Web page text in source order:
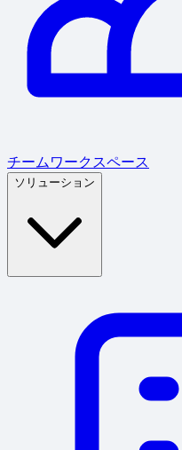
チームワークスペース
ソリューション